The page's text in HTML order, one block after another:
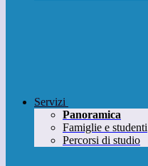
Servizi
Panoramica
Famiglie e studenti
Percorsi di studio